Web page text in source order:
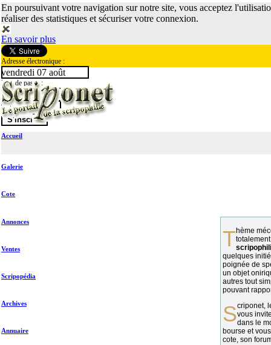
En poursuivant votre navigation sur notre site, vous acceptez
réaliser des statistiques et sécuriser votre connexion.
En savoir plus
Adresse électronique :
Mot de passe :
vendredi 07 août
Accueil
Galerie
Cote
Annonces
Ventes
Scripopédia
Archives
Annuaire
Thème méconnu des collectionneurs et
quelques
poignée de
un objet
autres tout
pouvant
vous
dans le
bourse et
cote, son